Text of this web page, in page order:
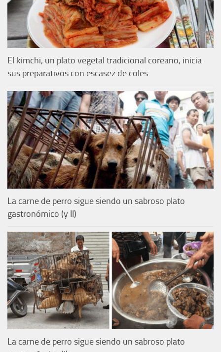
El kimchi, un plato vegetal tradicional coreano, inicia
sus preparativos con escasez de coles
La carne de perro sigue siendo un sabroso plato
gastronómico (y II)
La carne de perro sigue siendo un sabroso plato